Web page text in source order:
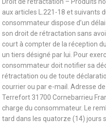
aux articles L.221-18 et suivants
consommateur dispose d’un
son droit de rétractation sans
court à compter de la réception
un tiers désigné par lui. Pour
consommateur doit notifier sa
rétractation ou de toute
courrier ou par e-mail. Adresse
Terrefort 31700 Cornebarrieu
charge du consommateur. Le
tard dans les quatorze (14) jours